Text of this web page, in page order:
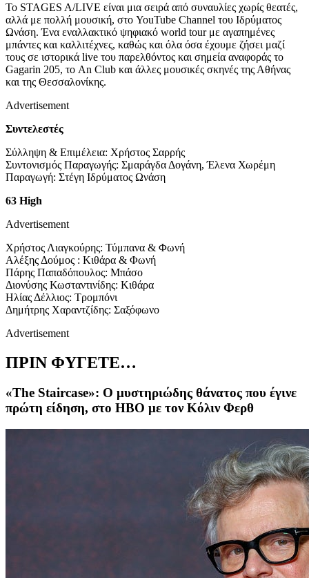
Το STAGES A/LIVE είναι μια σειρά από συναυλίες χωρίς θεατές,
αλλά με πολλή μουσική, στο YouTube Channel του Ιδρύματος
Ωνάση. Ένα εναλλακτικό ψηφιακό world tour με αγαπημένες
μπάντες και καλλιτέχνες, καθώς και όλα όσα έχουμε ζήσει μαζί
τους σε ιστορικά live του παρελθόντος και σημεία αναφοράς το
Gagarin 205, το An Club και άλλες μουσικές σκηνές της Αθήνας
και της Θεσσαλονίκης.
Advertisement
Συντελεστές
Σύλληψη & Επιμέλεια: Χρήστος Σαρρής
Συντονισμός Παραγωγής: Σμαράγδα Δογάνη, Έλενα Χωρέμη
Παραγωγή: Στέγη Ιδρύματος Ωνάση
63 High
Advertisement
Χρήστος Λιαγκούρης: Τύμπανα & Φωνή
Αλέξης Δούμος : Κιθάρα & Φωνή
Πάρης Παπαδόπουλος: Μπάσο
Διονύσης Κωσταντινίδης: Κιθάρα
Ηλίας Δέλλιος: Τρομπόνι
Δημήτρης Χαραντζίδης: Σαξόφωνο
Advertisement
ΠΡΙΝ ΦΥΓΕΤΕ…
«The Staircase»: Ο μυστηριώδης θάνατος που έγινε
πρώτη είδηση, στο ΗΒΟ με τον Κόλιν Φερθ